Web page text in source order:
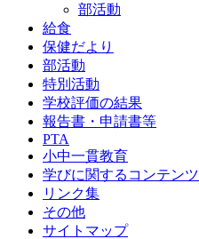
部活動
給食
保健だより
部活動
特別活動
学校評価の結果
報告書・申請書等
PTA
小中一貫教育
学びに関するコンテンツ
リンク集
その他
サイトマップ